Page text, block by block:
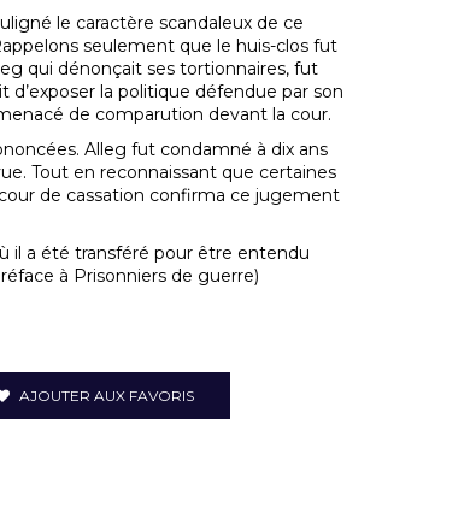
le caractère scandaleux de ce
seulement que le huis-clos fut
qui dénonçait ses tortionnaires, fut
la politique défendue par son
de comparution devant la cour.
Alleg fut condamné à dix ans
Tout en reconnaissant que certaines
de cassation confirma ce jugement
il a été transféré pour être entendu
à Prisonniers de guerre)
AJOUTER AUX FAVORIS